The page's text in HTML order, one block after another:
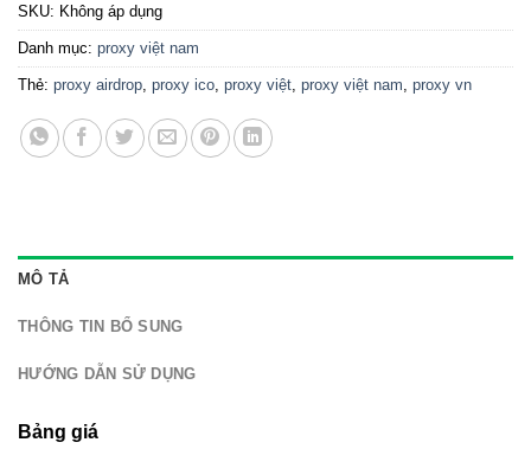
SKU: Không áp dụng
Danh mục: proxy việt nam
Thẻ: proxy airdrop proxy ico proxy việt proxy việt nam proxy vn
MÔ TẢ
THÔNG TIN BỔ SUNG
HƯỚNG DẪN SỬ DỤNG
Bảng giá